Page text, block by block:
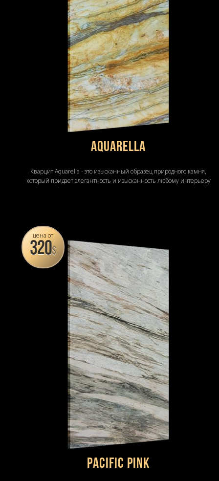
Aquarella
Кварцит Aquarella - это изысканный образец природного камня,
который придает элегантность и изысканность любому интерьеру
цена от
320$
Pacific pink